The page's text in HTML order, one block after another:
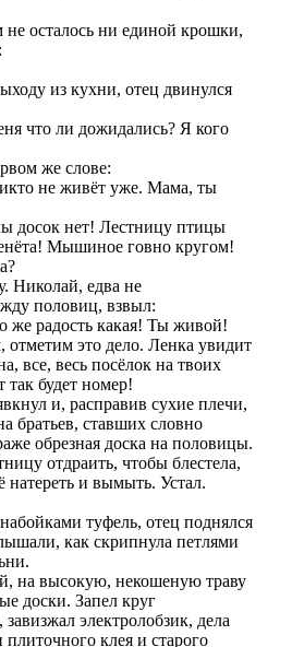
не осталось ни единой крошки,
из кухни, отец двинулся
что ли дожидались? Я кого
же слове:
не живёт уже. Мама, ты
досок нет! Лестницу птицы
Мышиное говно кругом!
Николай, едва не
половиц, взвыл:
же радость какая! Ты живой!
отметим это дело. Ленка увидит
все, весь посёлок на твоих
будет номер!
и, расправив сухие плечи,
братьев, ставших словно
обрезная доска на половицы.
отдраить, чтобы блестела,
натереть и вымыть. Устал.
туфель, отец поднялся
как скрипнула петлями
на высокую, некошеную траву
доски. Запел круг
электролобзик, дела
клея и старого